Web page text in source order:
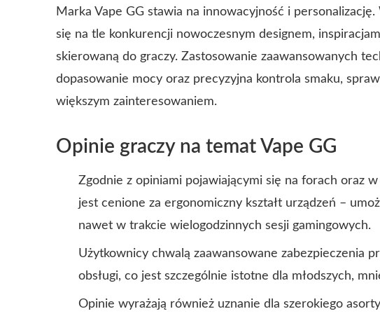
Marka Vape GG stawia na innowacyjność i
się na tle konkurencji nowoczesnym designem,
skierowaną do graczy. Zastosowanie zaawansowanych
dopasowanie mocy oraz precyzyjna kontrola smaku,
większym zainteresowaniem.
Opinie graczy na temat Vape GG
Zgodnie z opiniami pojawiającymi się na forach oraz
jest cenione za ergonomiczny kształt urządzeń –
nawet w trakcie wielogodzinnych sesji gamingowych.
Użytkownicy chwalą zaawansowane zabezpieczenia
obsługi, co jest szczególnie istotne dla młodszych,
Opinie wyrażają również uznanie dla szerokiego